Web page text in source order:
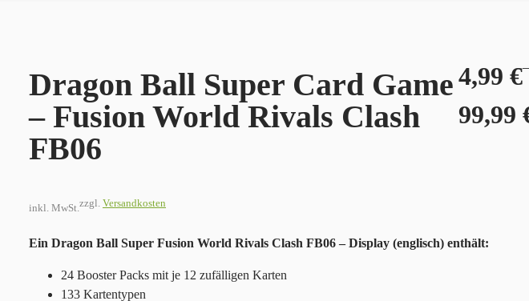
Dragon Ball Super Card Game
– Fusion World Rivals Clash
FB06
4,99 €–
99,99
inkl. MwSt.zzgl. Versandkosten
Ein Dragon Ball Super Fusion World Rivals Clash FB06 – Display (englisch) enthält:
24 Booster Packs mit je 12 zufälligen Karten
133 Kartentypen